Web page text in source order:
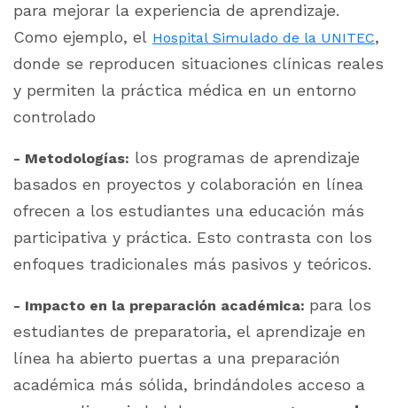
para mejorar la experiencia de aprendizaje.
Como ejemplo, el Hospital Simulado de la UNITEC,
donde se reproducen situaciones clínicas reales
y permiten la práctica médica en un entorno
controlado
- Metodologías: los programas de aprendizaje
basados en proyectos y colaboración en línea
ofrecen a los estudiantes una educación más
participativa y práctica. Esto contrasta con los
enfoques tradicionales más pasivos y teóricos.
- Impacto en la preparación académica: para los
estudiantes de preparatoria, el aprendizaje en
línea ha abierto puertas a una preparación
académica más sólida, brindándoles acceso a